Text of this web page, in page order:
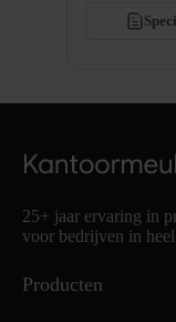
25+ jaar ervaring in
voor bedrijven in
Producten